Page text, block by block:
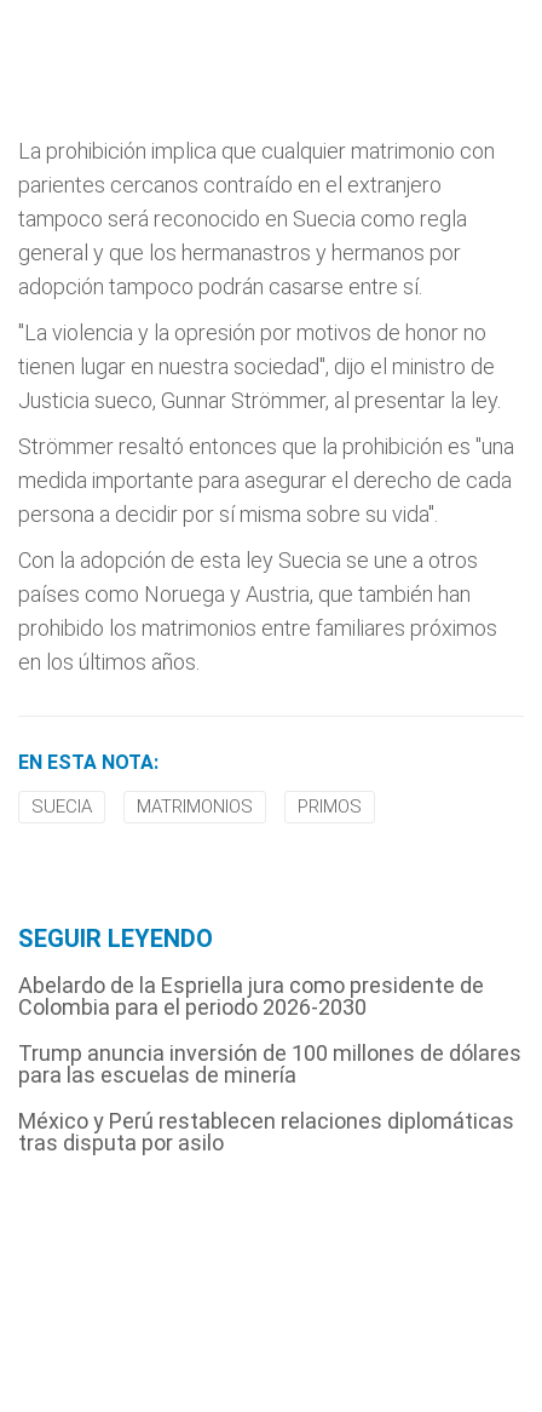
La prohibición implica que cualquier matrimonio con
parientes cercanos contraído en el extranjero
tampoco será reconocido en Suecia como regla
general y que los hermanastros y hermanos por
adopción tampoco podrán casarse entre sí.
"La violencia y la opresión por motivos de honor no
tienen lugar en nuestra sociedad", dijo el ministro de
Justicia sueco, Gunnar Strömmer, al presentar la ley.
Strömmer resaltó entonces que la prohibición es "una
medida importante para asegurar el derecho de cada
persona a decidir por sí misma sobre su vida".
Con la adopción de esta ley Suecia se une a otros
países como Noruega y Austria, que también han
prohibido los matrimonios entre familiares próximos
en los últimos años.
EN ESTA NOTA:
SUECIA MATRIMONIOS PRIMOS
SEGUIR LEYENDO
Abelardo de la Espriella jura como presidente de
Colombia para el periodo 2026-2030
Trump anuncia inversión de 100 millones de dólares
para las escuelas de minería
México y Perú restablecen relaciones diplomáticas
tras disputa por asilo